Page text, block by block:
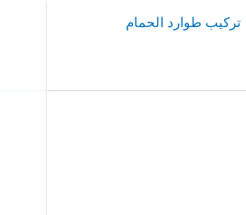
تركيب طوارد الحمام